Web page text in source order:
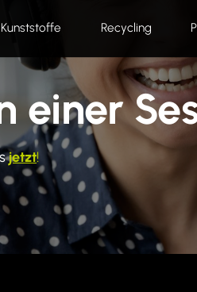
Kunststoffe Recycling
einer
jetzt!